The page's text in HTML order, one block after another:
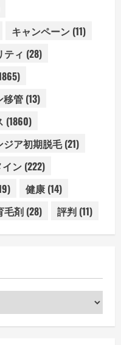
キャンペーン (11)
ティ (28)
移管 (13)
(1860)
ジア初期脱毛(21)
ン (222)
健康 (14)
毛剤 (28) 評判 (11)